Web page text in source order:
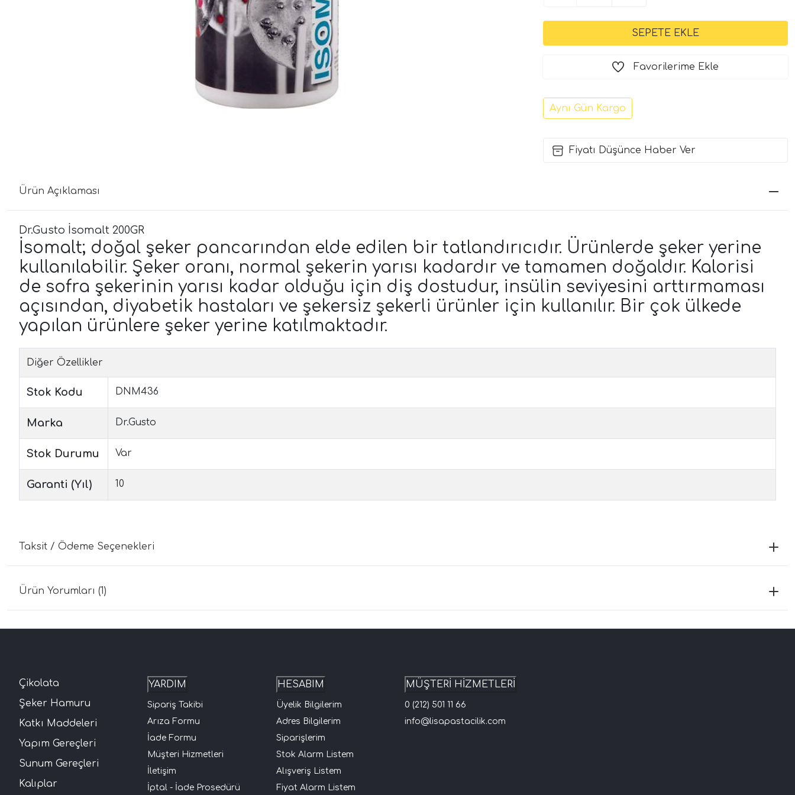
Favorilerime Ekle
Aynı Gün Kargo
Fiyatı Düşünce Haber Ver
Ürün Açıklaması
Dr.Gusto İsomalt 200GR
İsomalt; doğal şeker pancarından elde edilen bir tatlandırıcıdır. Ürünlerde şeker yerine
kullanılabilir. Şeker oranı, normal şekerin yarısı kadardır ve tamamen doğaldır. Kalorisi
de sofra şekerinin yarısı kadar olduğu için diş dostudur, insülin seviyesini arttırmaması
açısından, diyabetik hastaları ve şekersiz şekerli ürünler için kullanılır. Bir çok ülkede
yapılan ürünlere şeker yerine katılmaktadır.
Diğer Özellikler
Stok Kodu DNM436
Marka Dr.Gusto
Stok Durumu Var
Garanti (Yıl) 10
Taksit / Ödeme Seçenekleri
Ürün Yorumları (1)
Çikolata
Şeker Hamuru
Katkı Maddeleri
Yapım Gereçleri
Sunum Gereçleri
Kalıplar
YARDIM
Sipariş Takibi
Arıza Formu
İade Formu
Müşteri Hizmetleri
İletişim
İptal - İade Prosedürü
HESABIM
Üyelik Bilgilerim
Adres Bilgilerim
Siparişlerim
Stok Alarm Listem
Alışveriş Listem
Fiyat Alarm Listem
MÜŞTERİ HİZMETLERİ
0 (212) 501 11 66
info@lisapastacilik.com